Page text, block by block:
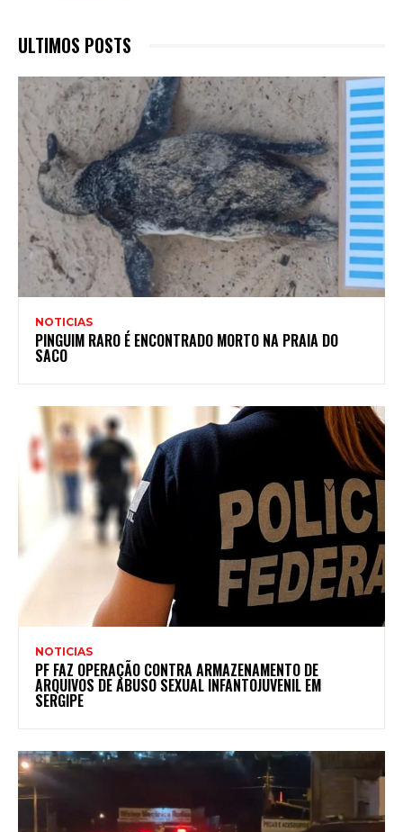
ULTIMOS POSTS
NOTICIAS
PINGUIM RARO É ENCONTRADO MORTO NA PRAIA DO
SACO
NOTICIAS
PF FAZ OPERAÇÃO CONTRA ARMAZENAMENTO DE
ARQUIVOS DE ABUSO SEXUAL INFANTOJUVENIL EM
SERGIPE